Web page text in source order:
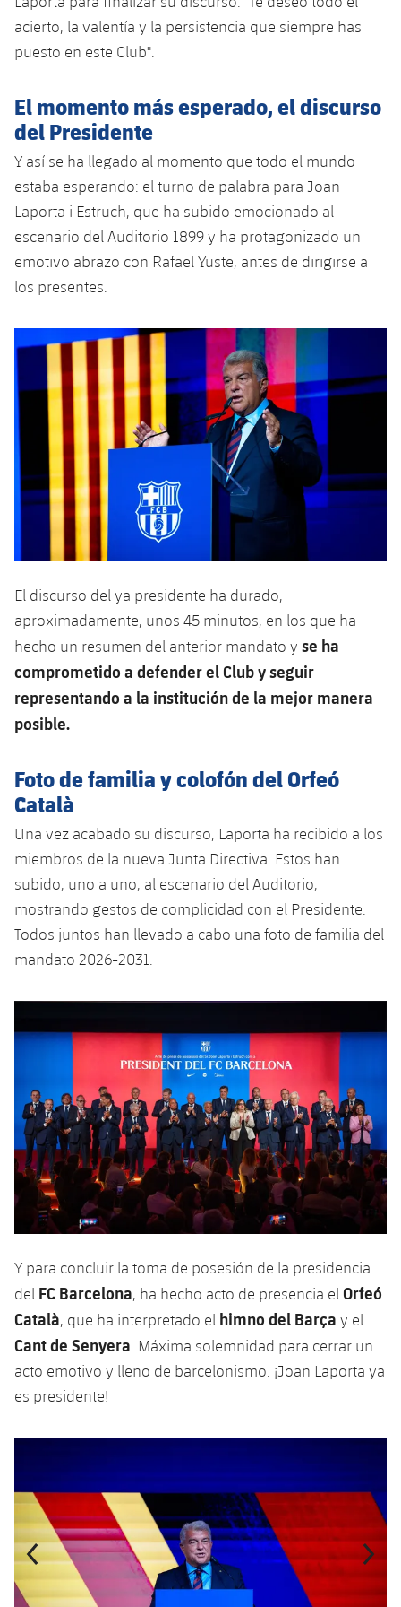
acierto, la valentía y la persistencia que siempre has
puesto en este Club".
El momento más esperado, el discurso
del Presidente
Y así se ha llegado al momento que todo el mundo
estaba esperando: el turno de palabra para Joan
Laporta i Estruch, que ha subido emocionado al
escenario del Auditorio 1899 y ha protagonizado un
emotivo abrazo con Rafael Yuste, antes de dirigirse a
los presentes.
El discurso del ya presidente ha durado,
aproximadamente, unos 45 minutos, en los que ha
hecho un resumen del anterior mandato y se ha
comprometido a defender el Club y seguir
representando a la institución de la mejor manera
posible.
Foto de familia y colofón del Orfeó
Català
Una vez acabado su discurso, Laporta ha recibido a los
miembros de la nueva Junta Directiva. Estos han
subido, uno a uno, al escenario del Auditorio,
mostrando gestos de complicidad con el Presidente.
Todos juntos han llevado a cabo una foto de familia del
mandato 2026-2031.
Y para concluir la toma de posesión de la presidencia
del FC Barcelona, ha hecho acto de presencia el Orfeó
Català, que ha interpretado el himno del Barça y el
Cant de Senyera . Máxima solemnidad para cerrar un
acto emotivo y lleno de barcelonismo. ¡Joan Laporta ya
es presidente!